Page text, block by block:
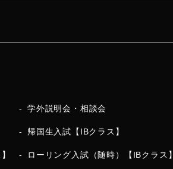
学外説明会・相談会
帰国生入試【IBクラス】
ローリング入試（随時）【IBクラス】